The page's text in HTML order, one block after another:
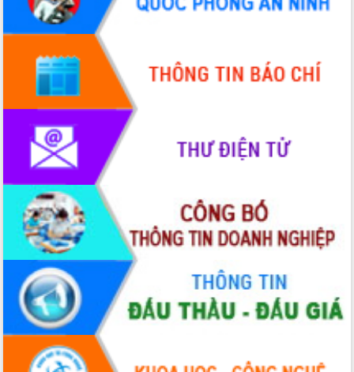
hoạch tỉnh thời kỳ 2021-2030
Hội thảo góp ý hồ sơ điều chỉnh quy
hoạch tỉnh Đắk Lắk thời kỳ 2021-2030,
tầm nhìn đến năm 2050
Nâng cao hiệu quả hoạt động của các
doanh nghiệp nhà nước
Hội nghị triển khai kết nối mạng
truyền số liệu chuyên dùng phục vụ cơ
quan Đảng, Nhà nước
Lễ phát động chuỗi hoạt động chung
tay làm sạch môi trường
Xã Ea Kar bước chuyển mình trong
công tác cải cách hành chính mô hình
mới
UBND tỉnh họp báo định kỳ tháng 4
năm 2026
Hội thảo khoa học “Giải pháp thúc đẩy
phát triển nền kinh tế xanh tại tỉnh
Đắk Lắk”
Tăng cường giám sát, đôn đốc thực
hiện nhiệm vụ quản lý tài sản công
hàng tuần